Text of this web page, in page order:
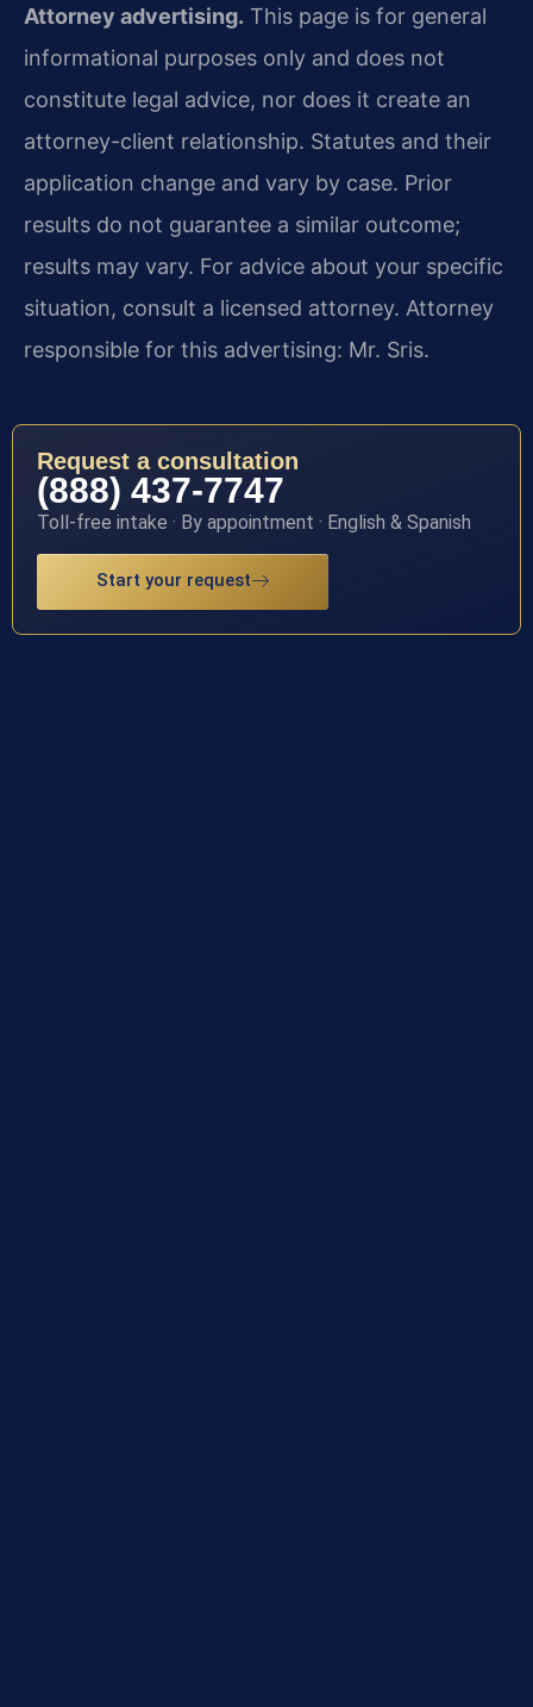
Attorney advertising. This page is for general
informational purposes only and does not
constitute legal advice, nor does it create an
attorney-client relationship. Statutes and their
application change and vary by case. Prior
results do not guarantee a similar outcome;
results may vary. For advice about your specific
situation, consult a licensed attorney. Attorney
responsible for this advertising: Mr. Sris.
Request a consultation
(888) 437-7747
Toll-free intake · By appointment · English & Spanish
Start your request